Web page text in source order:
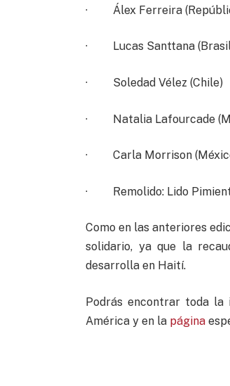
· Álex Ferreira
· Lucas Santtana
· Soledad Vélez (Chile)
· Natalia Lafourcade
· Carla Morrison
· Remolido: Lido
Como en las anteriores
solidario, ya que la
desarrolla en Haití.
Podrás encontrar toda
América y en la página